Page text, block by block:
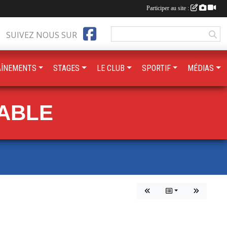
SUIVEZ NOUS SUR
STAGES LE CLUB SPORTIF MÉDIAS
Participer au site :